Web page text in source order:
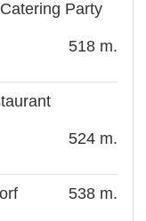
Party
518 m.
524 m.
538 m.